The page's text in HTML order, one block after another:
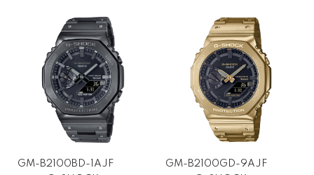
10万円以内で買える主なブランド
カシオ G-SHOCK—壊れにくい・デザイン豊
富・高機能
G-SHOCK〈Gショック〉は高い耐衝撃性と豊富なデザインバリエ
GM-B2100BD-1AJF
GM-B2100GD-9AJF